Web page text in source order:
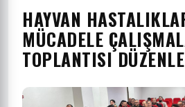
HAYVAN
MÜCADELE
TOPLANTISI